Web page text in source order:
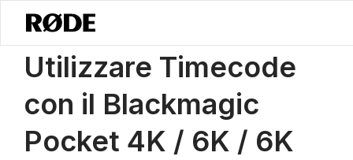
Notizie / Utilizzando Timecode Sulla Blackmagic Pocket 4K, 6K E
Utilizzare Timecode
con il Blackmagic
Pocket 4K / 6K / 6K